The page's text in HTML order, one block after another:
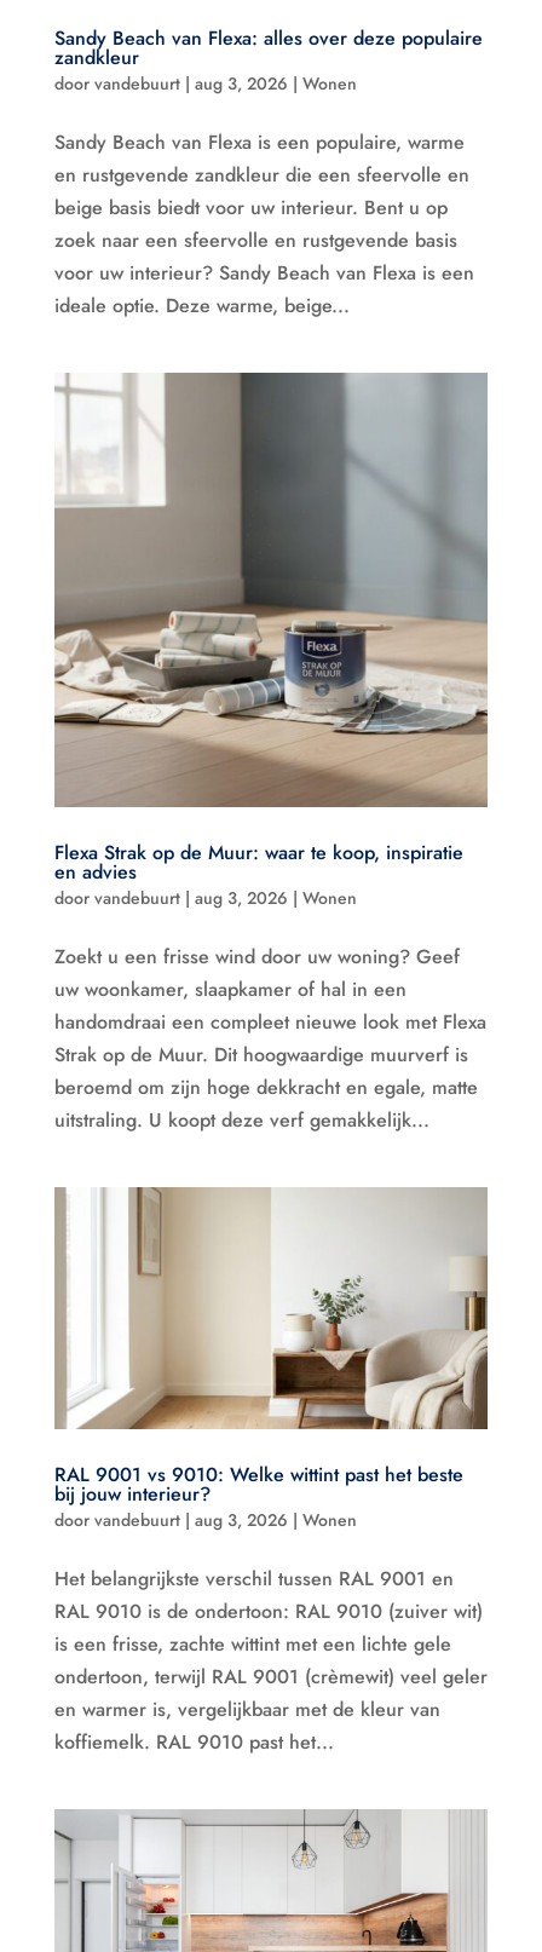
Sandy Beach van Flexa: alles over deze populaire
zandkleur
door vandebuurt| aug 3, 2026 | Wonen
Sandy Beach van Flexa is een populaire, warme
en rustgevende zandkleur die een sfeervolle en
beige basis biedt voor uw interieur. Bent u op
zoek naar een sfeervolle en rustgevende basis
voor uw interieur? Sandy Beach van Flexa is een
ideale optie. Deze warme, beige...
Flexa Strak op de Muur: waar te koop, inspiratie
en advies
door vandebuurt| aug 3, 2026 | Wonen
Zoekt u een frisse wind door uw woning? Geef
uw woonkamer, slaapkamer of hal in een
handomdraai een compleet nieuwe look met Flexa
Strak op de Muur. Dit hoogwaardige muurverf is
beroemd om zijn hoge dekkracht en egale, matte
uitstraling. U koopt deze verf gemakkelijk...
RAL 9001 vs 9010: Welke wittint past het beste
bij jouw interieur?
door vandebuurt| aug 3, 2026 | Wonen
Het belangrijkste verschil tussen RAL 9001 en
RAL 9010 is de ondertoon: RAL 9010 (zuiver wit)
is een frisse, zachte wittint met een lichte gele
ondertoon, terwijl RAL 9001 (crèmewit) veel geler
en warmer is, vergelijkbaar met de kleur van
koffiemelk. RAL 9010 past het...